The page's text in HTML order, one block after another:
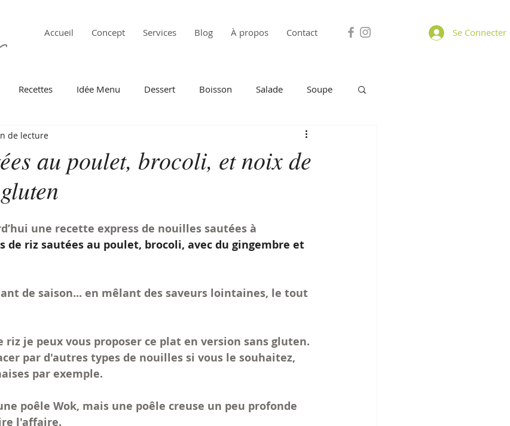
Accueil Concept Services Blog À propos Contact Se Connecter
Recettes Idée Menu Dessert Boisson Salade Soupe
Pâtes A Partager
Automne
du monde Batch cooking Anti gaspi
au poulet, brocoli, et noix de
de lecture
une recette express de nouilles sautées à
de riz sautées au poulet, brocoli, avec du gingembre et
de saison... en mêlant des saveurs lointaines, le tout
riz je peux vous proposer ce plat en version sans gluten.
par d'autres types de nouilles si vous le souhaitez,
par exemple.
poêle Wok, mais une poêle creuse un peu profonde
l'affaire.